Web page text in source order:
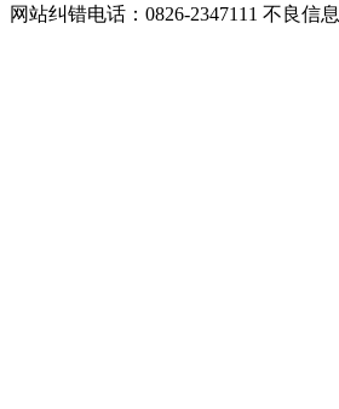
网站纠错电话：0826-2347111 不良信